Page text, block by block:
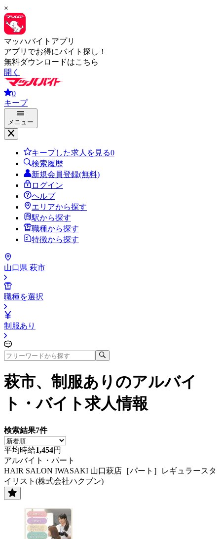
×
マッハバイトアプリ
アプリでお得にバイト探し！
無料ダウンロードはこちら
開く
0
キープ
メニュー
キープした求人を見る0
検索履歴
新規会員登録(無料)
ログイン
ヘルプ
エリアから探す
駅から探す
職種から探す
特徴から探す
山口県 萩市
職種を選択
制服あり
萩市、制服あり のアルバイ
ト・バイト求人情報
検索結果7件
平均時給1,454円
アルバイト・パート
HAIR SALON IWASAKI 山口萩店［パート］レギュラースタ
イリスト(株式会社ハクブン)